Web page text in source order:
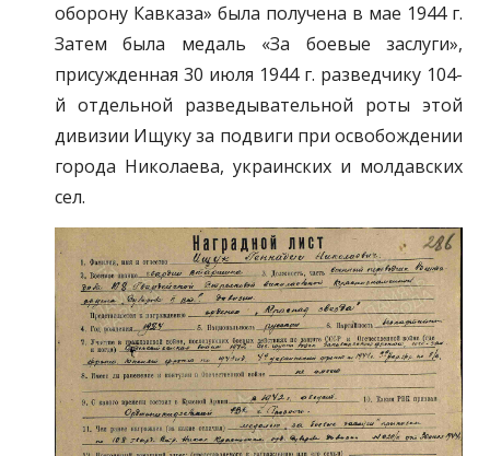
оборону Кавказа» была получена в мае 1944 г.
Затем была медаль «За боевые заслуги»,
присужденная 30 июля 1944 г. разведчику 104-
й отдельной разведывательной роты этой
дивизии Ищуку за подвиги при освобождении
города Николаева, украинских и молдавских
сел.